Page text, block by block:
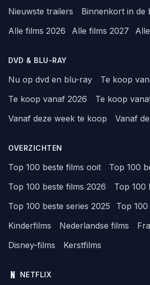
Nieuwste trailers
Binnenkort in de
Alle films 2026
Alle films 2027
DVD & BLU-RAY
Nu op dvd en blu-ray
Te koop
Te koop vanaf 2026
Te koop
Vanaf deze week te koop
Vanaf
OVERZICHTEN
Top 100 beste films ooit
Top 100
Top 100 beste films 2026
Top 100
Top 100 beste series 2025
Top
Kinderfilms
Nederlandse films
Disney-films
Kerstfilms
NETFLIX